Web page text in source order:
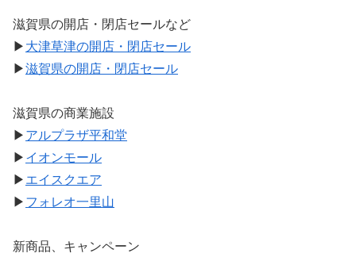
滋賀県の開店・閉店セールなど
▶ 大津草津の開店・閉店セール
▶滋賀県の開店・閉店セール
滋賀県の商業施設
▶ アルプラザ平和堂
▶ イオンモール
▶ エイスクエア
▶ フォレオ一里山
新商品、キャンペーン